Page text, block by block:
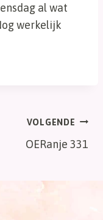
al wat
werkelijk
VOLGENDE
OERanje 331